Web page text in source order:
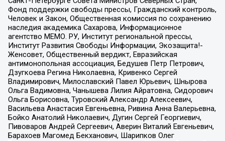
Фонд поддержки свободы прессы, Гражданский контроль,
Человек и Закон, Общественная комиссия по сохранению
наследия академика Сахарова, Информационное
агентство МЕМО. РУ, Институт региональной прессы,
Институт Развития Свободы Информации, Экозащита!-
Женсовет, Общественный вердикт, Евразийская
антимонопольная ассоциация, Бедушев Петр Петрович,
Дзугкоева Регина Николаевна, Кривенко Сергей
Владимирович, Милославский Павел Юрьевич, Шнырова
Ольга Вадимовна, Чанышева Лилия Айратовна, Сидорович
Ольга Борисовна, Туровский Александр Алексеевич,
Васильева Анастасия Евгеньевна, Ривина Анна Валерьевна,
Бойко Анатолий Николаевич, Дугин Сергей Георгиевич,
Пивоваров Андрей Сергеевич, Аверин Виталий Евгеньевич,
Барахоев Магомед Бекханович, Шарипков Олег